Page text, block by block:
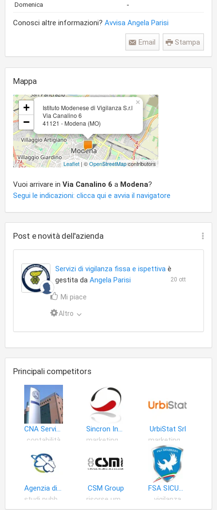
Domenica -
Conosci altre informazioni? Avvisa Angela Parisi
Stampa
Email
Mappa
Istituto Modenese di Vigilanza S.r.l
Via Canalino 6
41121 - Modena (MO)
×
+
−
Leaflet | ©OpenStreetMapcontributors
Vuoi arrivare in Via Canalino 6 a Modena?
Segui le indicazioni: clicca qui e avvia il navigatore
Post e novità dell'azienda
Servizi di vigilanza fissa e ispettiva è
gestita da Angela Parisi 20 ott
Mi piace
Altro
Principali competitors
CNA Servizi Modena
contabilità
Sincron Inova S.r.l
UrbiStat Srl
Agenzia di Comunicazione
CSM Group
FSA SICUREZZA srl
vigilanza